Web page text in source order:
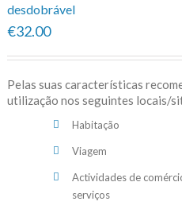
desdobrável
€32.00
Pelas suas características
utilização nos seguintes locais/
Habitação
Viagem
Actividades de
serviços